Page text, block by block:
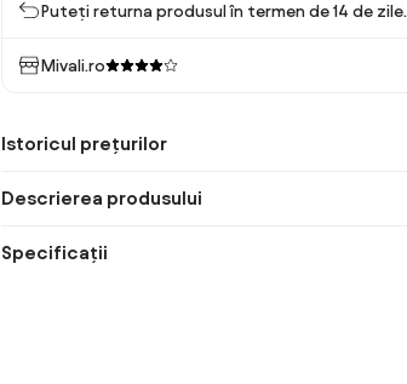
Puteți returna produsul în termen de 14 de zile.
Mivali.ro
Istoricul prețurilor
Descrierea produsului
Specificații